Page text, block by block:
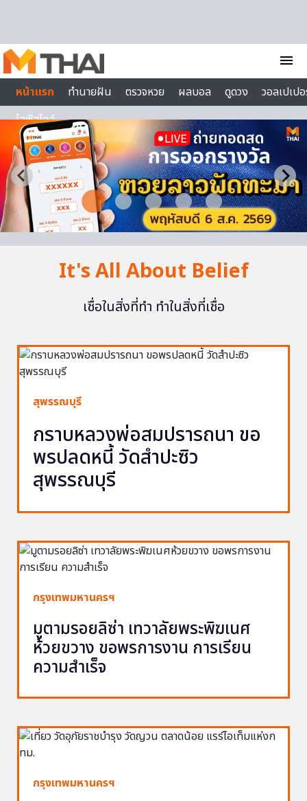
menu
หน้าแรก
ทำนายฝัน ตรวจหวย ผลบอล ดูดวง
วอลเปเป
ไลฟ์สไตล์
It's All About Belief
เชื่อในสิ่งที่ทำ ทำในสิ่งที่เชื่อ
สุพรรณบุรี
กราบหลวงพ่อสมปรารถนา ขอ
พรปลดหนี้ วัดสำปะซิว
สุพรรณบุรี
กรุงเทพมหานครฯ
มูตามรอยลิซ่า เทวาลัยพระพิฆเนศ
ห้วยขวาง ขอพรการงาน การเรียน
ความสำเร็จ
กรุงเทพมหานครฯ